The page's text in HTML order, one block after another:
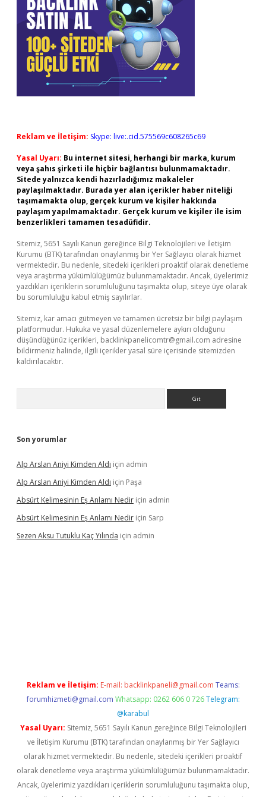
Reklam ve İletişim: Skype: live:.cid.575569c608265c69
Yasal Uyarı: Bu internet sitesi, herhangi bir marka, kurum
veya şahıs şirketi ile hiçbir bağlantısı bulunmamaktadır.
Sitede yalnızca kendi hazırladığımız makaleler
paylaşılmaktadır. Burada yer alan içerikler haber niteliği
taşımamakta olup, gerçek kurum ve kişiler hakkında
paylaşım yapılmamaktadır. Gerçek kurum ve kişiler ile isim
benzerlikleri tamamen tesadüfidir.
Sitemiz, 5651 Sayılı Kanun gereğince Bilgi Teknolojileri ve İletişim
Kurumu (BTK) tarafından onaylanmış bir Yer Sağlayıcı olarak hizmet
vermektedir. Bu nedenle, sitedeki içerikleri proaktif olarak denetleme
veya araştırma yükümlülüğümüz bulunmamaktadır. Ancak, üyelerimiz
yazdıkları içeriklerin sorumluluğunu taşımakta olup, siteye üye olarak
bu sorumluluğu kabul etmiş sayılırlar.
Sitemiz, kar amacı gütmeyen ve tamamen ücretsiz bir bilgi paylaşım
platformudur. Hukuka ve yasal düzenlemelere aykırı olduğunu
düşündüğünüz içerikleri, backlinkpanelicomtr@gmail.com adresine
bildirmeniz halinde, ilgili içerikler yasal süre içerisinde sitemizden
kaldırılacaktır.
Son yorumlar
Alp Arslan Aniyi Kimden Aldı için admin
Alp Arslan Aniyi Kimden Aldı için Paşa
Absürt Kelimesinin Eş Anlamı Nedir için admin
Absürt Kelimesinin Eş Anlamı Nedir için Sarp
Sezen Aksu Tutuklu Kaç Yılında için admin
Reklam ve İletişim: E-mail: backlinkpaneli@gmail.com Teams:
forumhizmeti@gmail.com Whatsapp: 0262 606 0 726 Telegram:
@karabul
Yasal Uyarı: Sitemiz, 5651 Sayılı Kanun gereğince Bilgi Teknolojileri
ve İletişim Kurumu (BTK) tarafından onaylanmış bir Yer Sağlayıcı
olarak hizmet vermektedir. Bu nedenle, sitedeki içerikleri proaktif
olarak denetleme veya araştırma yükümlülüğümüz bulunmamaktadır.
Ancak, üyelerimiz yazdıkları içeriklerin sorumluluğunu taşımakta olup,